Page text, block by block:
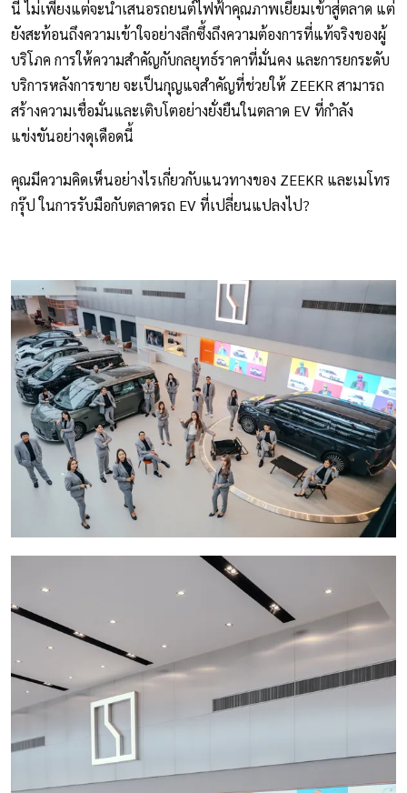
นี้ ไม่เพียงแต่จะนำเสนอรถยนต์ไฟฟ้าคุณภาพเยี่ยมเข้าสู่ตลาด แต่
ยังสะท้อนถึงความเข้าใจอย่างลึกซึ้งถึงความต้องการที่แท้จริงของผู้
บริโภค การให้ความสำคัญกับกลยุทธ์ราคาที่มั่นคง และการยกระดับ
บริการหลังการขาย จะเป็นกุญแจสำคัญที่ช่วยให้ ZEEKR สามารถ
สร้างความเชื่อมั่นและเติบโตอย่างยั่งยืนในตลาด EV ที่กำลัง
แข่งขันอย่างดุเดือดนี้
คุณมีความคิดเห็นอย่างไรเกี่ยวกับแนวทางของ ZEEKR และเมโทร
กรุ๊ป ในการรับมือกับตลาดรถ EV ที่เปลี่ยนแปลงไป?